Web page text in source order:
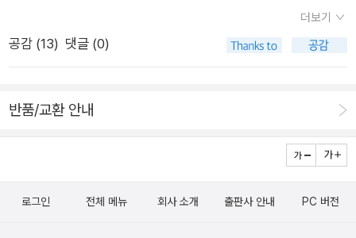
사회의 모습을 절절히 보여주고 있어서 보는 내내 공감할 수 있는
소설이다.
가 제임스 레드필드의 작품이다. 인간 정신에 관련한 책을 주로
내는 판미동에서 나온 소설이라 그런지 역시 영적 통찰력에 집중
듯 하다. 버지니아 울프의 <버지니아 울프 단편소설 전
집>이 개정돼 나왔다. 전집이 이렇게 한 권으로 딱 맞아 떨어지
는 줄은 이번에야 알았다. 이 참에 한 번 구해보는것도 좋을 것 같
터 두툼하다. 빅토리아 시대의 작가 앨리자베스 클래그헌 개스켈
더보기
공감 (13) 댓글 (0)
반품/교환 안내
로그인 전체 메뉴 회사 소개 출판사 안내 PC 버전